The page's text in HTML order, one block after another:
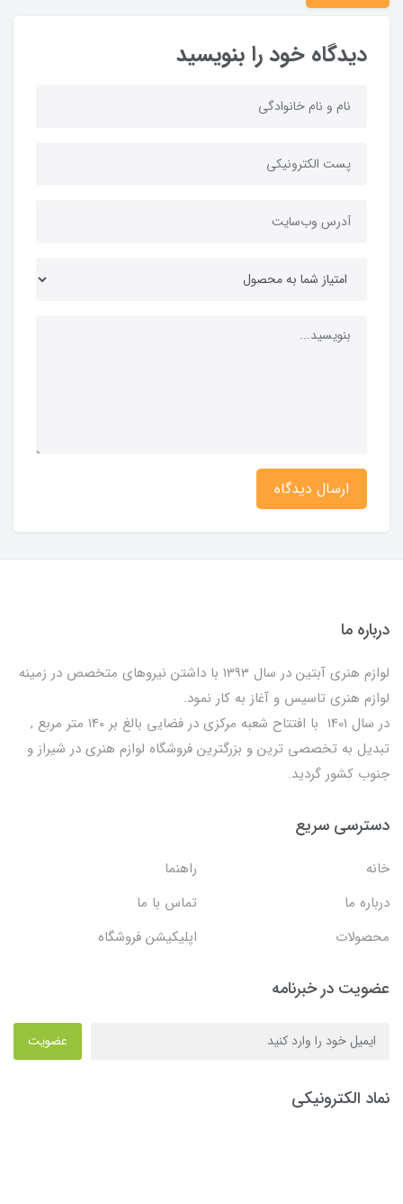
دیدگاه خود را بنویسید
ارسال دیدگاه
درباره ما
لوازم هنری آبتین در سال 1393 با داشتن نیروهای متخصص در زمینه
لوازم هنری تاسیس و آغاز به کار نمود.
در سال 1401 با افتتاح شعبه مرکزی در فضایی بالغ بر 140 متر مربع ,
تبدیل به تخصصی ترین و بزرگترین فروشگاه لوازم هنری در شیراز و
جنوب کشور گردید.
دسترسی سریع
خانه
راهنما
درباره ما
تماس با ما
محصولات
اپلیکیشن فروشگاه
عضویت در خبرنامه
عضویت
نماد الکترونیکی